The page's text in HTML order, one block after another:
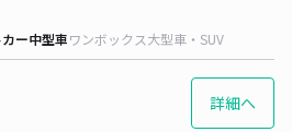
ー中型車ワンボックス大型車・SUV
詳細へ